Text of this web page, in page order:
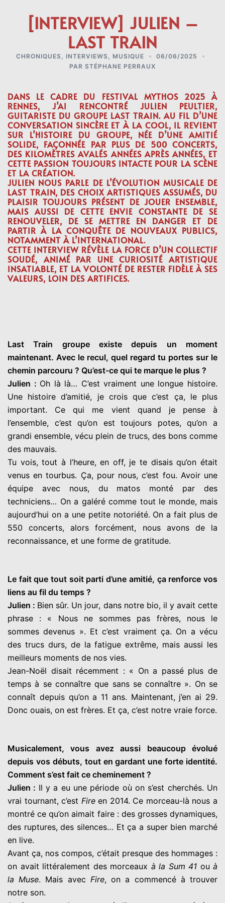
[INTERVIEW] JULIEN –
LAST TRAIN
CHRONIQUES INTERVIEWS MUSIQUE
06/06/2025
PAR STÉPHANE PERRAUX
DANS LE CADRE DU FESTIVAL MYTHOS 2025 À
RENNES, J’AI RENCONTRÉ JULIEN PEULTIER,
GUITARISTE DU GROUPE LAST TRAIN. AU FIL D’UNE
CONVERSATION SINCÈRE ET À LA COOL, IL REVIENT
SUR L’HISTOIRE DU GROUPE, NÉE D’UNE AMITIÉ
SOLIDE, FAÇONNÉE PAR PLUS DE 500 CONCERTS,
DES KILOMÈTRES AVALÉS ANNÉES APRÈS ANNÉES, ET
CETTE PASSION TOUJOURS INTACTE POUR LA SCÈNE
ET LA CRÉATION.
JULIEN NOUS PARLE DE L’ÉVOLUTION MUSICALE DE
LAST TRAIN, DES CHOIX ARTISTIQUES ASSUMÉS, DU
PLAISIR TOUJOURS PRÉSENT DE JOUER ENSEMBLE,
MAIS AUSSI DE CETTE ENVIE CONSTANTE DE SE
RENOUVELER, DE SE METTRE EN DANGER ET DE
PARTIR À LA CONQUÊTE DE NOUVEAUX PUBLICS,
NOTAMMENT À L’INTERNATIONAL.
CETTE INTERVIEW RÉVÈLE LA FORCE D’UN COLLECTIF
SOUDÉ, ANIMÉ PAR UNE CURIOSITÉ ARTISTIQUE
INSATIABLE, ET LA VOLONTÉ DE RESTER FIDÈLE À SES
VALEURS, LOIN DES ARTIFICES.
Last Train groupe existe depuis un moment
maintenant. Avec le recul, quel regard tu portes sur le
chemin parcouru ? Qu’est-ce qui te marque le plus ?
Julien : Oh là là… C’est vraiment une longue histoire.
Une histoire d’amitié, je crois que c’est ça, le plus
important. Ce qui me vient quand je pense à
l’ensemble, c’est qu’on est toujours potes, qu’on a
grandi ensemble, vécu plein de trucs, des bons comme
des mauvais.
Tu vois, tout à l’heure, en off, je te disais qu’on était
venus en tourbus. Ça, pour nous, c’est fou. Avoir une
équipe avec nous, du matos monté par des
techniciens… On a galéré comme tout le monde, mais
aujourd’hui on a une petite notoriété. On a fait plus de
550 concerts, alors forcément, nous avons de la
reconnaissance, et une forme de gratitude.
Le fait que tout soit parti d’une amitié, ça renforce vos
liens au fil du temps ?
Julien : Bien sûr. Un jour, dans notre bio, il y avait cette
phrase : « Nous ne sommes pas frères, nous le
sommes devenus ». Et c’est vraiment ça. On a vécu
des trucs durs, de la fatigue extrême, mais aussi les
meilleurs moments de nos vies.
Jean-Noël disait récemment : « On a passé plus de
temps à se connaître que sans se connaître ». On se
connaît depuis qu’on a 11 ans. Maintenant, j’en ai 29.
Donc ouais, on est frères. Et ça, c’est notre vraie force.
Musicalement, vous avez aussi beaucoup évolué
depuis vos débuts, tout en gardant une forte identité.
Comment s’est fait ce cheminement ?
Julien : Il y a eu une période où on s’est cherchés. Un
vrai tournant, c’est Fireen 2014. Ce morceau-là nous a
montré ce qu’on aimait faire : des grosses dynamiques,
des ruptures, des silences… Et ça a super bien marché
en live.
Avant ça, nos compos, c’était presque des hommages :
on avait littéralement des morceaux à la Sum 41 ou à
la Muse. Mais avec Fire, on a commencé à trouver
notre son.